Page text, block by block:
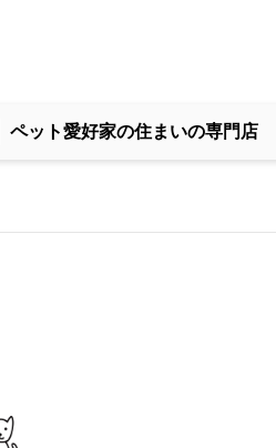
ペット愛好家の住まいの専門店